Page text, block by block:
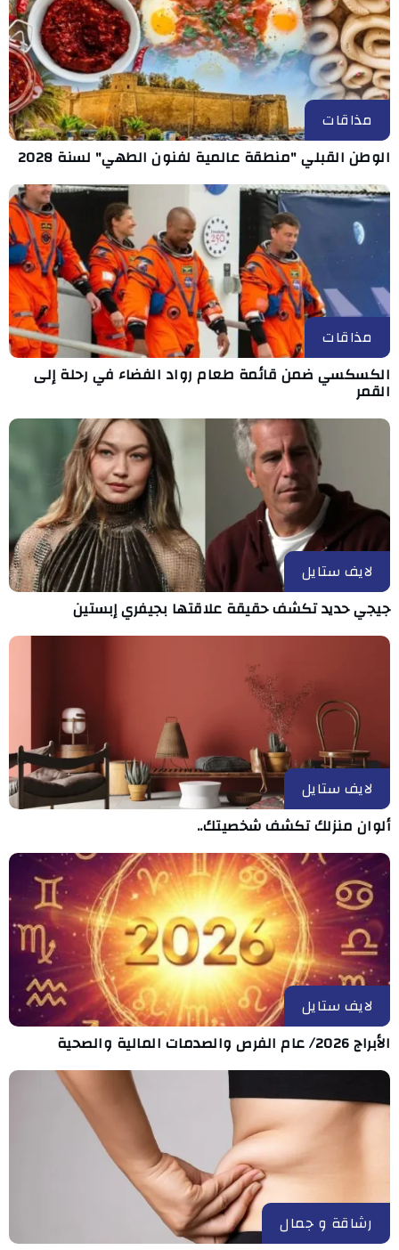
مذاقات
الوطن القبلي "منطقة عالمية لفنون الطهي" لسنة 2028
مذاقات
الكسكسي ضمن قائمة طعام رواد الفضاء في رحلة إلى
القمر
لايف ستايل
جيجي حديد تكشف حقيقة علاقتها بجيفري إبستين
لايف ستايل
ألوان منزلك تكشف شخصيتك..
لايف ستايل
الأبراج 2026/ عام الفرص والصدمات المالية والصحية
رشاقة و جمال